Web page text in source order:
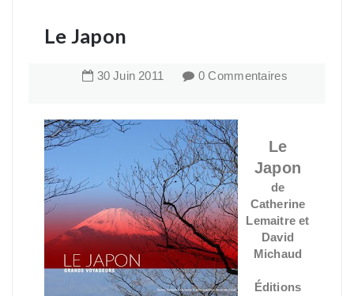
Le Japon
30 Juin 2011 0 Commentaires
Le
Japon
de
Catherine
Lemaitre et
David
Michaud
Éditions